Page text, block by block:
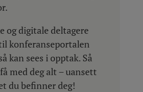
og digitale deltagere
konferanseportalen
kan sees i opptak. Så
med deg alt – uansett
du befinner deg!